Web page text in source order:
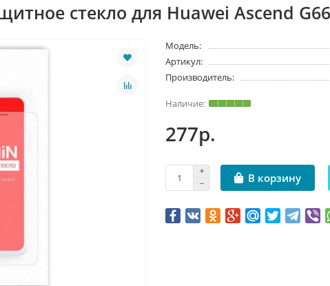
стекло для Huawei Ascend
Модель:
Артикул:
Производитель:
277р.
В корзину